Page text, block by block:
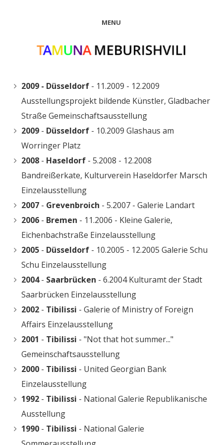
MENU
2009 - Düsseldorf - 11.2009 - 12.2009
Ausstellungsprojekt bildende Künstler, Gladbacher
Straße Gemeinschaftsausstellung
2009 - Düsseldorf - 10.2009 Glashaus am
Worringer Platz
2008 - Haseldorf - 5.2008 - 12.2008
Bandreißerkate, Kulturverein Haseldorfer Marsch
Einzelausstellung
2007 - Grevenbroich - 5.2007 - Galerie Landart
2006 - Bremen - 11.2006 - Kleine Galerie,
Eichenbachstraße Einzelausstellung
2005 - Düsseldorf - 10.2005 - 12.2005 Galerie Schu
Schu Einzelausstellung
2004- Saarbrücken - 6.2004 Kulturamt der Stadt
Saarbrücken Einzelausstellung
2002 - Tibilissi - Galerie of Ministry of Foreign
Affairs Einzelausstellung
2001 - Tibilissi - "Not that hot summer..."
Gemeinschaftsausstellung
2000 - Tibilissi - United Georgian Bank
Einzelausstellung
1992 - Tibilissi - National Galerie Republikanische
Ausstellung
1990 - Tibilissi - National Galerie